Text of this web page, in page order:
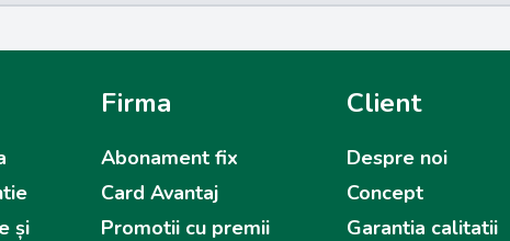
și
Firma
Abonament fix
Card Avantaj
Promotii cu premii
Client
Despre noi
Concept
Garantia calitatii